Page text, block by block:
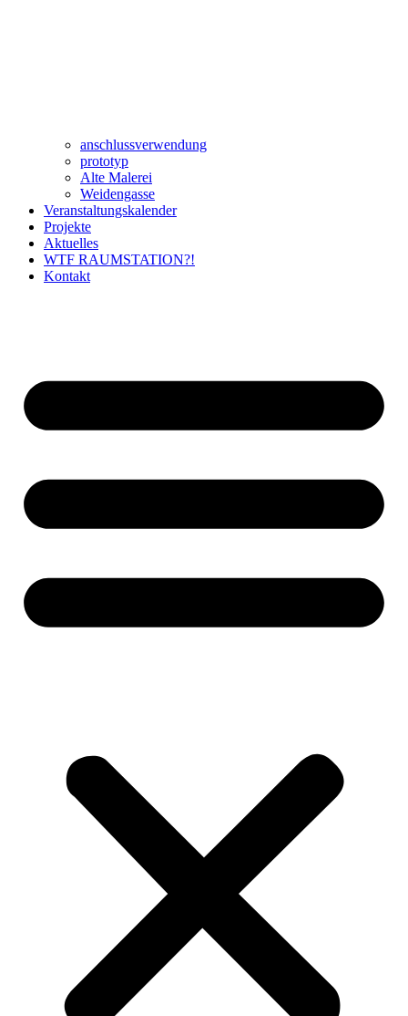
anschlussverwendung
prototyp
Alte Malerei
Weidengasse
Veranstaltungskalender
Projekte
Aktuelles
WTF RAUMSTATION?!
Kontakt